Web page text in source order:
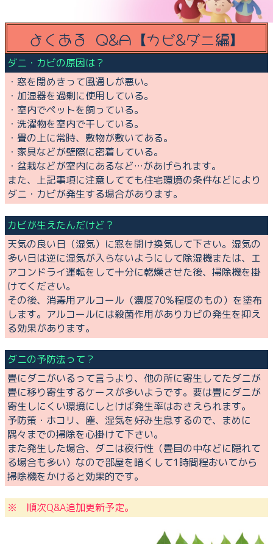
よくある Q&A【カビ&ダニ編】
ダニ・カビの原因は？
・窓を閉めきって風通しが悪い。
・加湿器を過剰に使用している。
・室内でペットを飼っている。
・洗濯物を室内で干している。
・畳の上に常時、敷物が敷いてある。
・家具などが壁際に密着している。
・盆栽などが室内にあるなど…があげられます。
また、上記事項に注意してても住宅環境の条件などにより
ダニ・カビが発生する場合があります。
カビが生えたんだけど？
天気の良い日（湿気）に窓を開け換気して下さい。湿気の
多い日は逆に湿気が入らないようにして除湿機または、エ
アコンドライ運転をして十分に乾燥させた後、掃除機を掛
けてください。
その後、消毒用アルコール（濃度70%程度のもの）を塗布
します。アルコールには殺菌作用がありカビの発生を抑え
る効果があります。
ダニの予防法って？
畳にダニがいるって言うより、他の所に寄生してたダニが
畳に移り寄生するケースが多いようです。要は畳にダニが
寄生しにくい環境にしとけば発生率はおさえられます。
予防策・ホコリ、塵、湿気を好み生息するので、まめに
隅々までの掃除を心掛けて下さい。
また発生した場合、ダニは夜行性（畳目の中などに隠れて
る場合も多い）なので部屋を暗くして1時間程おいてから
掃除機をかけると効果的です。
※ 順次Q&A追加更新予定。